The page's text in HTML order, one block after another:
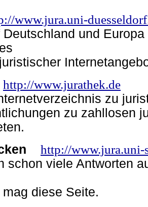
www.jura.uni-
und Europa
http://www.jurathek.de
zu
zu zahllosen
http://www.jura.uni-
schon viele Antworten
diese Seite.